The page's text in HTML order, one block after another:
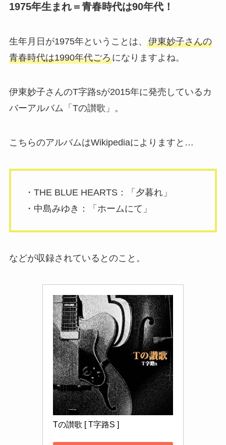
1975年生まれ＝青春時代は90年代！
生年月日が1975年ということは、 伊東妙子さんの
青春時代は1990年代ごろになりますよね。
伊東妙子さんのT字路sが2015年に発売しているカ
バーアルバム「Tの讃歌」。
こちらのアルバムはWikipediaによりますと…
・THE BLUE HEARTS：「夕暮れ」
・中島みゆき：「ホームにて」
などが収録されているとのこと。
Tの讃歌 [ T字路S ]